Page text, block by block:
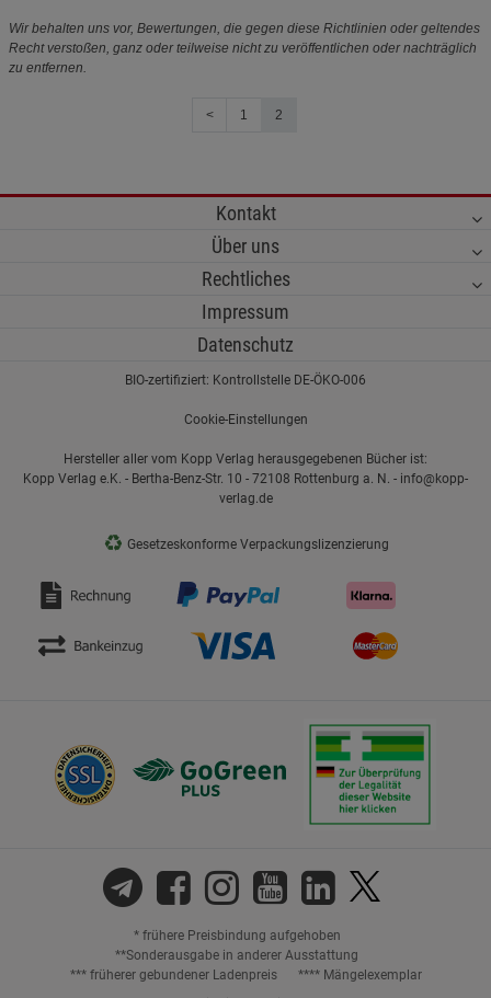
Wir behalten uns vor, Bewertungen, die gegen diese Richtlinien oder geltendes
Recht verstoßen, ganz oder teilweise nicht zu veröffentlichen oder nachträglich
zu entfernen.
< 1 2
Kontakt
Über uns
Rechtliches
Impressum
Datenschutz
BIO-zertifiziert: Kontrollstelle DE-ÖKO-006
Cookie-Einstellungen
Hersteller aller vom Kopp Verlag herausgegebenen Bücher ist:
Kopp Verlag e.K. - Bertha-Benz-Str. 10 - 72108 Rottenburg a. N. - info@kopp-
verlag.de
♻ Gesetzeskonforme Verpackungslizenzierung
* frühere Preisbindung aufgehoben
**Sonderausgabe in anderer Ausstattung
*** früherer gebundener Ladenpreis
**** Mängelexemplar